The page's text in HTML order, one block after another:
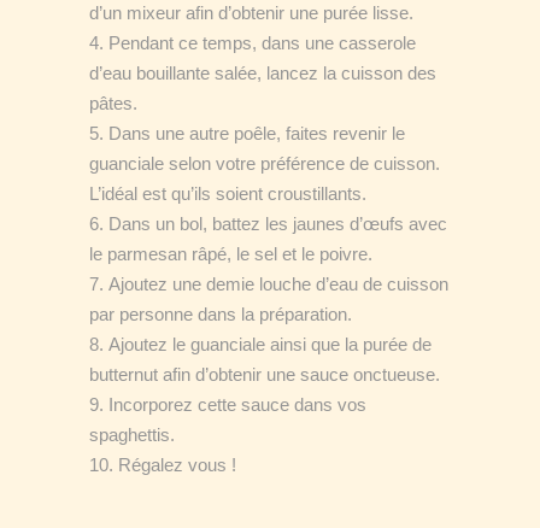
d’un mixeur afin d’obtenir une purée lisse.
Pendant ce temps, dans une casserole
d’eau bouillante salée, lancez la cuisson des
pâtes.
Dans une autre poêle, faites revenir le
guanciale selon votre préférence de cuisson.
L’idéal est qu’ils soient croustillants.
Dans un bol, battez les jaunes d’œufs avec
le parmesan râpé, le sel et le poivre.
Ajoutez une demie louche d’eau de cuisson
par personne dans la préparation.
Ajoutez le guanciale ainsi que la purée de
butternut afin d’obtenir une sauce onctueuse.
Incorporez cette sauce dans vos
spaghettis.
Régalez vous !